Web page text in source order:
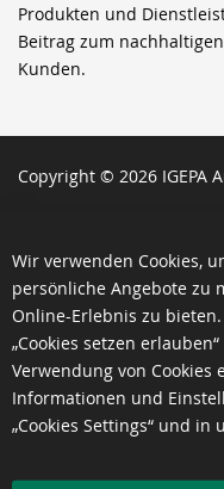
Produkten und
Beitrag zum
Kunden.
Copyright © 2026 IGEPA
Wir verwenden Cookies,
persönliche Angebote zu
Online-Erlebnis zu
„Cookies setzen
Verwendung von Cookies
Informationen und
„Cookies Settings“ und in